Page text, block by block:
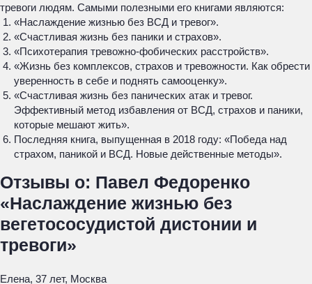
тревоги людям. Самыми полезными его книгами являются:
«Наслаждение жизнью без ВСД и тревог».
«Счастливая жизнь без паники и страхов».
«Психотерапия тревожно-фобических расстройств».
«Жизнь без комплексов, страхов и тревожности. Как обрести
уверенность в себе и поднять самооценку».
«Счастливая жизнь без панических атак и тревог.
Эффективный метод избавления от ВСД, страхов и паники,
которые мешают жить».
Последняя книга, выпущенная в 2018 году: «Победа над
страхом, паникой и ВСД. Новые действенные методы».
Отзывы о: Павел Федоренко
«Наслаждение жизнью без
вегетососудистой дистонии и
тревоги»
Елена, 37 лет, Москва